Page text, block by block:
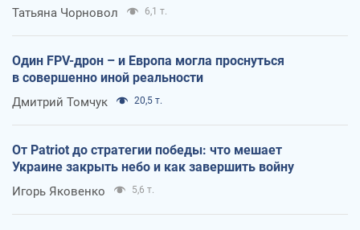
Татьяна Чорновол 6,1 т.
Один FPV-дрон – и Европа могла проснуться
в совершенно иной реальности
Дмитрий Томчук 20,5 т.
От Patriot до стратегии победы: что мешает
Украине закрыть небо и как завершить войну
Игорь Яковенко 5,6 т.